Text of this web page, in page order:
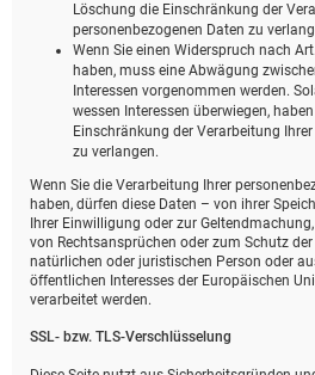
Löschung die Einschränkung der
personenbezogenen Daten zu
Wenn Sie einen Widerspruch nach
haben, muss eine Abwägung
Interessen vorgenommen werden.
wessen Interessen überwiegen,
Einschränkung der Verarbeitung
zu verlangen.
Wenn Sie die Verarbeitung Ihrer
haben, dürfen diese Daten – von ihrer
Ihrer Einwilligung oder zur
von Rechtsansprüchen oder zum Schutz der
natürlichen oder juristischen Person oder
öffentlichen Interesses der Europäischen
verarbeitet werden.
SSL- bzw. TLS-Verschlüsselung